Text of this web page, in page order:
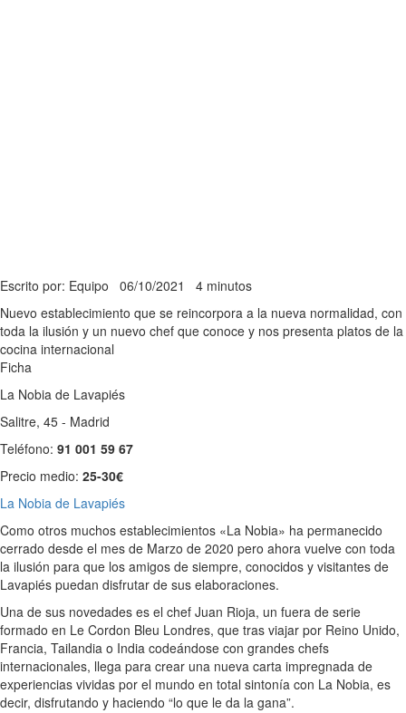
Escrito por: Equipo 06/10/2021 4 minutos
Nuevo establecimiento que se reincorpora a la nueva normalidad, con
toda la ilusión y un nuevo chef que conoce y nos presenta platos de la
cocina internacional
Ficha
La Nobia de Lavapiés
Salitre, 45 - Madrid
Teléfono: 91 001 59 67
Precio medio: 25-30€
La Nobia de Lavapiés
Como otros muchos establecimientos «La Nobia» ha permanecido
cerrado desde el mes de Marzo de 2020 pero ahora vuelve con toda
la ilusión para que los amigos de siempre, conocidos y visitantes de
Lavapiés puedan disfrutar de sus elaboraciones.
Una de sus novedades es el chef Juan Rioja, un fuera de serie
formado en Le Cordon Bleu Londres, que tras viajar por Reino Unido,
Francia, Tailandia o India codeándose con grandes chefs
internacionales, llega para crear una nueva carta impregnada de
experiencias vividas por el mundo en total sintonía con La Nobia, es
decir, disfrutando y haciendo “lo que le da la gana”.